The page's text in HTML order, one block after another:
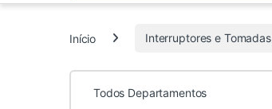
Início Interruptores e Tomadas
Todos Departamentos